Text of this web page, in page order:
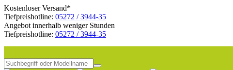
Kostenloser Versand*
Tiefpreishotline: 05272 / 3944-35
Angebot innerhalb weniger Stunden
Tiefpreishotline: 05272 / 3944-35